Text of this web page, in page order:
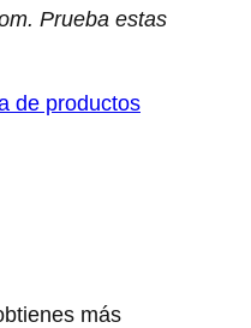
Prueba estas
de productos
más